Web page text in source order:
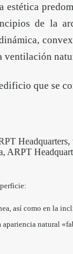
de la
ventilación
que se
ARPT
así como en la
natural